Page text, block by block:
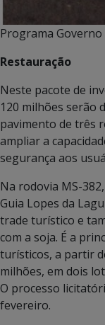
Programa
Restauração
Neste pacote de
120 milhões serão
pavimento de três
ampliar a
segurança aos
Na rodovia MS-
Guia Lopes da
trade turístico e
com a soja. É a
turísticos, a partir
milhões, em dois
O processo
fevereiro.